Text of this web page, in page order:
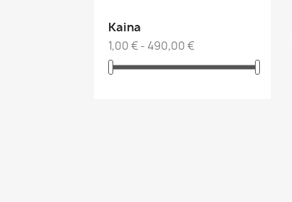
Kaina
1,00 € - 490,00 €